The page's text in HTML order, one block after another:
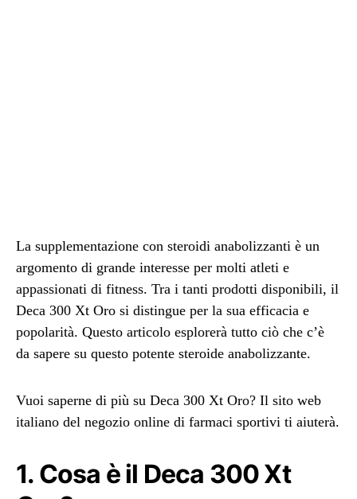
La supplementazione con steroidi anabolizzanti è un
argomento di grande interesse per molti atleti e
appassionati di fitness. Tra i tanti prodotti disponibili, il
Deca 300 Xt Oro si distingue per la sua efficacia e
popolarità. Questo articolo esplorerà tutto ciò che c’è
da sapere su questo potente steroide anabolizzante.
Vuoi saperne di più su Deca 300 Xt Oro? Il sito web
italiano del negozio online di farmaci sportivi ti aiuterà.
1. Cosa è il Deca 300 Xt